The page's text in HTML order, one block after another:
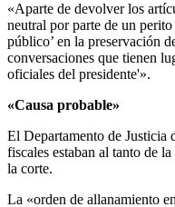
«Aparte de devolver los
neutral por parte de un
público’ en la preservación
conversaciones que tienen
oficiales del presidente'».
«Causa probable»
El Departamento de Justicia
fiscales estaban al tanto de
la corte.
La «orden de allanamiento